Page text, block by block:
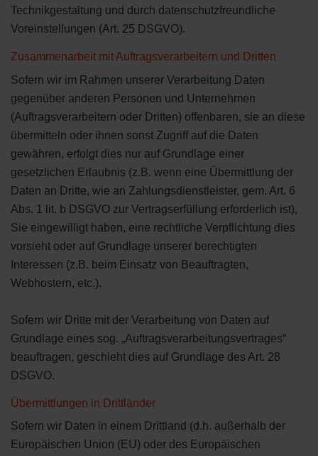
Technikgestaltung und durch datenschutzfreundliche
Voreinstellungen (Art. 25 DSGVO).
Zusammenarbeit mit Auftragsverarbeitern und Dritten
Sofern wir im Rahmen unserer Verarbeitung Daten
gegenüber anderen Personen und Unternehmen
(Auftragsverarbeitern oder Dritten) offenbaren, sie an diese
übermitteln oder ihnen sonst Zugriff auf die Daten
gewähren, erfolgt dies nur auf Grundlage einer
gesetzlichen Erlaubnis (z.B. wenn eine Übermittlung der
Daten an Dritte, wie an Zahlungsdienstleister, gem. Art. 6
Abs. 1 lit. b DSGVO zur Vertragserfüllung erforderlich ist),
Sie eingewilligt haben, eine rechtliche Verpflichtung dies
vorsieht oder auf Grundlage unserer berechtigten
Interessen (z.B. beim Einsatz von Beauftragten,
Webhostern, etc.).
Sofern wir Dritte mit der Verarbeitung von Daten auf
Grundlage eines sog. „Auftragsverarbeitungsvertrages“
beauftragen, geschieht dies auf Grundlage des Art. 28
DSGVO.
Übermittlungen in Drittländer
Sofern wir Daten in einem Drittland (d.h. außerhalb der
Europäischen Union (EU) oder des Europäischen